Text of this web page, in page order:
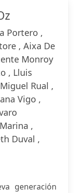
Portero ,
, Aixa De
Monroy
, Lluis
Rual ,
Vigo ,
,
Duval ,
generación